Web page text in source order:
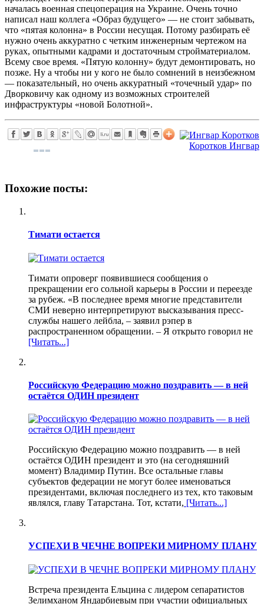
началась военная спецоперация на Украине. Очень точно
написал наш коллега «Образ будущего» — не стоит забывать,
что «пятая колонна» в России несущая. Потому разбирать её
нужно очень аккуратно с четким инженерным чертежом на
руках, опытными кадрами и достаточным стройматериалом.
Всему свое время. «Пятую колонну» будут демонтировать, но
позже. Ну а чтобы ни у кого не было сомнений в неизбежном
— показательный, но очень аккуратный «точечный удар» по
Дворковичу как одному из возможных строителей
инфраструктуры «новой Болотной».
Коротков Ингвар
Похожие посты:
Тимати остается
Тимати опроверг появившиеся сообщения о
прекращении его сольной карьеры в России и переезде
за рубеж. «В последнее время многие представители
СМИ неверно интерпретируют высказывания пресс-
службы нашего лейбла, – заявил рэпер в
распространенном обращении. – Я открыто говорил не
[Читать...]
Российскую Федерацию можно поздравить — в ней
остаётся ОДИН президент
Российскую Федерацию можно поздравить — в ней
остаётся ОДИН президент и это (на сегодняшний
момент) Владимир Путин. Все остальные главы
субъектов федерации не могут более именоваться
президентами, включая последнего из тех, кто таковым
являлся, главу Татарстана. Тот, кстати, [Читать...]
УСПЕХИ В ЧЕЧНЕ ВОПРЕКИ МИРНОМУ ПЛАНУ
Встреча президента Ельцина с лидером сепаратистов
Зелимханом Яндарбиевым при участии официальных